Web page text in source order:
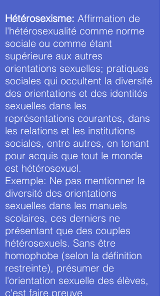
Hétérosexisme: Affirmation de
l'hétérosexualité comme norme
sociale ou comme étant
supérieure aux autres
orientations sexuelles; pratiques
sociales qui occultent la diversité
des orientations et des identités
sexuelles dans les
représentations courantes, dans
les relations et les institutions
sociales, entre autres, en tenant
pour acquis que tout le monde
est hétérosexuel.
Exemple: Ne pas mentionner la
diversité des orientations
sexuelles dans les manuels
scolaires, ces derniers ne
présentant que des couples
hétérosexuels. Sans être
homophobe (selon la définition
restreinte), présumer de
l'orientation sexuelle des élèves,
c'est faire preuve